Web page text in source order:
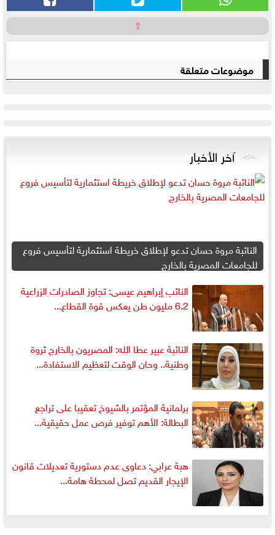
⇧
موضوعات متعلقة
آخر الأخبار
النائبة مروة حسان تدعو لإطلاق خريطة استثمارية لتأسيس فروع
للجامعات المصرية بالخارج
النائب إبراهيم عيسى: تجاوز الصادرات الزراعية
6.2 مليون طن يعكس قوة القطاع...
النائبة عبير عطا الله: المصريون بالخارج ثروة
وطنية.. وحان الوقت لتعظيم الاستفادة...
برلمانية المؤتمر بالشيوخ تعقيبا على تراجع
البطالة: الأهم توفير فرص عمل حقيقية...
هبة عرابي: دعاوى عدم دستورية تعديلات قانون
الإيجار القديم تصل لمحطة هامة...